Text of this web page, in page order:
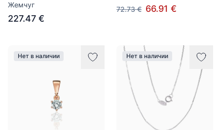
Жемчуг
227.47 €
72.73 € 66.91 €
Нет в наличии Нет в наличии